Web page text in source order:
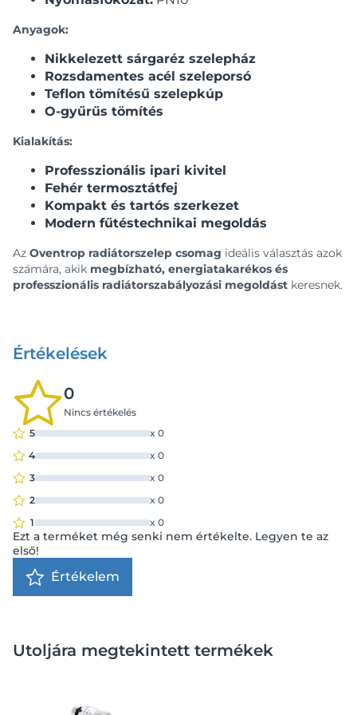
Anyagok:
Nikkelezett sárgaréz szelepház
Rozsdamentes acél szeleporsó
Teflon tömítésű szelepkúp
O-gyűrűs tömítés
Kialakítás:
Professzionális ipari kivitel
Fehér termosztátfej
Kompakt és tartós szerkezet
Modern fűtéstechnikai megoldás
Az Oventrop radiátorszelep csomag ideális választás azok
számára, akik megbízható, energiatakarékos és
professzionális radiátorszabályozási megoldást keresnek.
Értékelések
0
Nincs értékelés
5
x 0
4
x 0
3
x 0
2
x 0
1
x 0
Ezt a terméket még senki nem értékelte. Legyen te az
első!
Értékelem
Utoljára megtekintett termékek